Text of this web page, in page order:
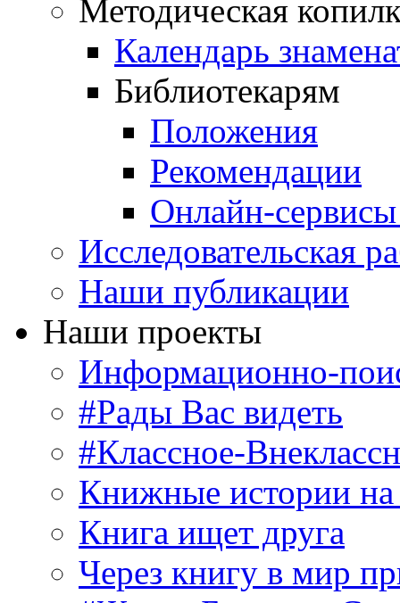
Методическая
Календарь
Библиотекарям
Положения
Рекомендации
Онлайн-сервисы
Исследовательская
Наши публикации
Наши проекты
Информационно-
#Рады Вас видеть
#Классное-
Книжные истории
Книга ищет друга
Через книгу в мир